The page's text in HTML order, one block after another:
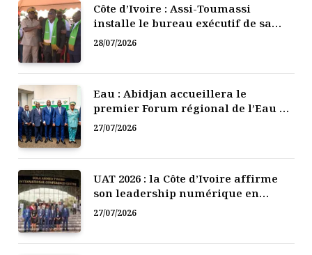
Côte d’Ivoire : Assi-Toumassi
installe le bureau exécutif de sa
mutuelle de développement
28/07/2026
Eau : Abidjan accueillera le
premier Forum régional de l’Eau de
l’Afrique de l’Ouest
27/07/2026
UAT 2026 : la Côte d’Ivoire affirme
son leadership numérique en
Afrique
27/07/2026